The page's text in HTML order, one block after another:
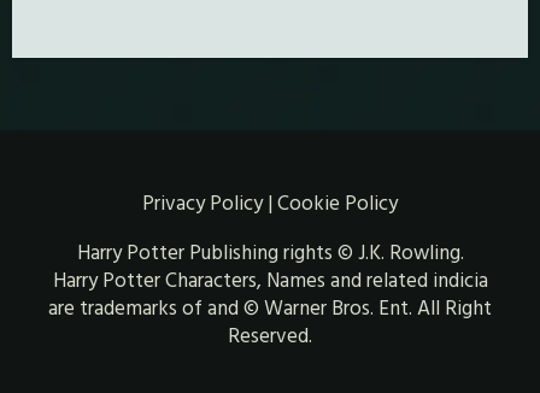
Privacy Policy| Cookie Policy
Harry Potter Publishing rights © J.K. Rowling.
Harry Potter Characters, Names and related indicia
are trademarks of and © Warner Bros. Ent. All Right
Reserved.